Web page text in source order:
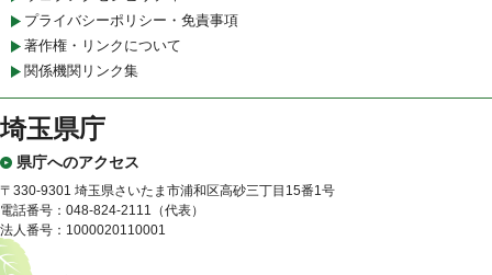
プライバシーポリシー・免責事項
著作権・リンクについて
関係機関リンク集
埼玉県庁
県庁へのアクセス
〒330-9301 埼玉県さいたま市浦和区高砂三丁目15番1号
電話番号：048-824-2111（代表）
法人番号：1000020110001